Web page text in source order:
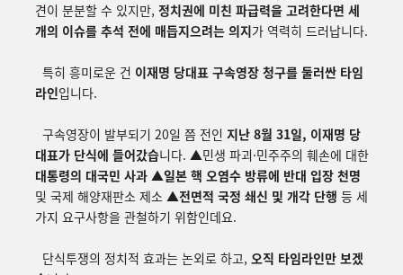
견이 분분할 수 있지만, 정치권에 미친 파급력을 고려한다면 세
개의 이슈를 추석 전에 매듭지으려는 의지가 역력히 드러납니다.
특히 흥미로운 건 이재명 당대표 구속영장 청구를 둘러싼 타임
라인입니다.
구속영장이 발부되기 20일 쯤 전인 지난 8월 31일, 이재명 당
대표가 단식에 들어갔습니다. ▲민생 파괴·민주주의 훼손에 대한
대통령의 대국민 사과 ▲일본 핵 오염수 방류에 반대 입장 천명
및 국제 해양재판소 제소 ▲전면적 국정 쇄신 및 개각 단행 등 세
가지 요구사항을 관철하기 위함인데요.
단식투쟁의 정치적 효과는 논외로 하고, 오직 타임라인만 보겠